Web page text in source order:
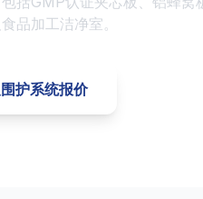
品加工洁净室。
护系统报价